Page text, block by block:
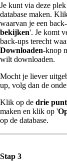
Je kunt via deze
database maken.
waarvan je een
bekijken'. Je komt
back-ups terecht
Downloaden-knop
wilt downloaden.
Mocht je liever
up, volg dan de
Klik op de drie
maken en klik op '
op de database.
Stap 3